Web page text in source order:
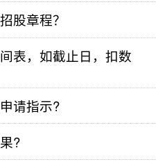
股章程？
表，如截止日，扣数
请指示?
?